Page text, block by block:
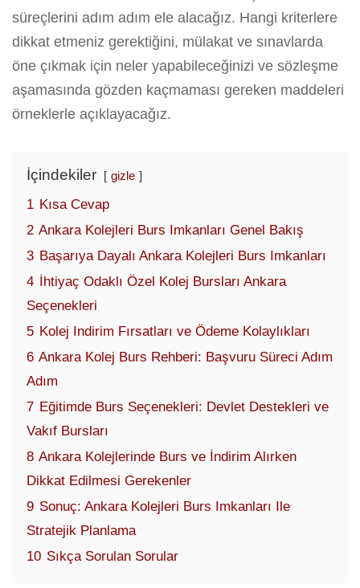
süreçlerini adım adım ele alacağız. Hangi kriterlere
dikkat etmeniz gerektiğini, mülakat ve sınavlarda
öne çıkmak için neler yapabileceğinizi ve sözleşme
aşamasında gözden kaçmaması gereken maddeleri
örneklerle açıklayacağız.
İçindekiler gizle
1 Kısa Cevap
2 Ankara Kolejleri Burs Imkanları Genel Bakış
3 Başarıya Dayalı Ankara Kolejleri Burs Imkanları
4 İhtiyaç Odaklı Özel Kolej Bursları Ankara
Seçenekleri
5 Kolej Indirim Fırsatları ve Ödeme Kolaylıkları
6 Ankara Kolej Burs Rehberi: Başvuru Süreci Adım
Adım
7 Eğitimde Burs Seçenekleri: Devlet Destekleri ve
Vakıf Bursları
8 Ankara Kolejlerinde Burs ve İndirim Alırken
Dikkat Edilmesi Gerekenler
9 Sonuç: Ankara Kolejleri Burs Imkanları Ile
Stratejik Planlama
10 Sıkça Sorulan Sorular